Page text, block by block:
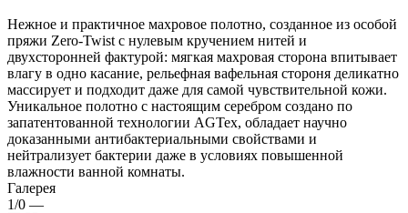
Нежное и практичное махровое полотно, созданное из особой
пряжи Zero-Twist с нулевым кручением нитей и
двухсторонней фактурой: мягкая махровая сторона впитывает
влагу в одно касание, рельефная вафельная стороня деликатно
массирует и подходит даже для самой чувствительной кожи.
Уникальное полотно с настоящим серебром создано по
запатентованной технологии AGTex, обладает научно
доказанными антибактериальными свойствами и
нейтрализует бактерии даже в условиях повышенной
влажности ванной комнаты.
Галерея
1/0 —